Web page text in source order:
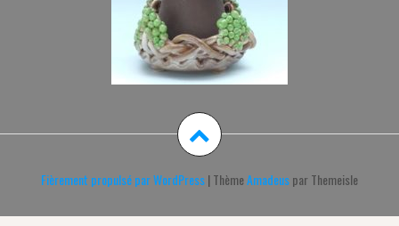
Fièrement propulsé par WordPress|ThèmeAmadeuspar Themeisle